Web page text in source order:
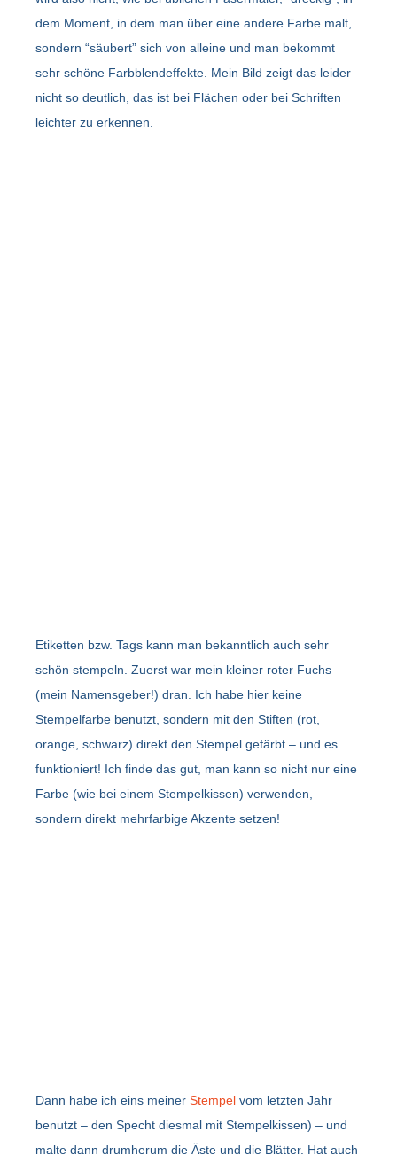
dem Moment, in dem man über eine andere Farbe malt,
sondern “säubert” sich von alleine und man bekommt
sehr schöne Farbblendeffekte. Mein Bild zeigt das leider
nicht so deutlich, das ist bei Flächen oder bei Schriften
leichter zu erkennen.
Etiketten bzw. Tags kann man bekanntlich auch sehr
schön stempeln. Zuerst war mein kleiner roter Fuchs
(mein Namensgeber!) dran. Ich habe hier keine
Stempelfarbe benutzt, sondern mit den Stiften (rot,
orange, schwarz) direkt den Stempel gefärbt – und es
funktioniert! Ich finde das gut, man kann so nicht nur eine
Farbe (wie bei einem Stempelkissen) verwenden,
sondern direkt mehrfarbige Akzente setzen!
Dann habe ich eins meiner Stempel vom letzten Jahr
benutzt – den Specht diesmal mit Stempelkissen) – und
malte dann drumherum die Äste und die Blätter. Hat auch